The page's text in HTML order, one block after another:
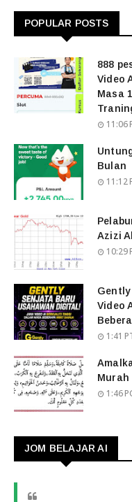
POPULAR POSTS
888
Video
Masa
11:06
Bulan
11:12
Azizi
10:29
Video
1:41
Murah
1:46
JOM BELAJAR AI